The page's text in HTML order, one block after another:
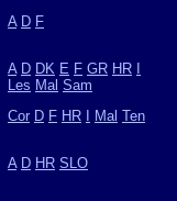
A D F
A D DK E F GR HR
Les Mal Sam
Cor D F HR Mal Ten
A D HR SLO